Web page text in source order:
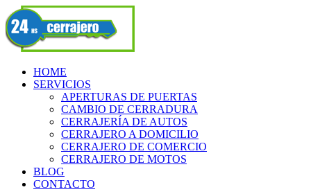
Skip
to
content
Facebook
HOME
SERVICIOS
APERTURAS DE PUERTAS
CAMBIO DE CERRADURA
CERRAJERÍA DE AUTOS
CERRAJERO A DOMICILIO
CERRAJERO DE COMERCIO
CERRAJERO DE MOTOS
BLOG
CONTACTO